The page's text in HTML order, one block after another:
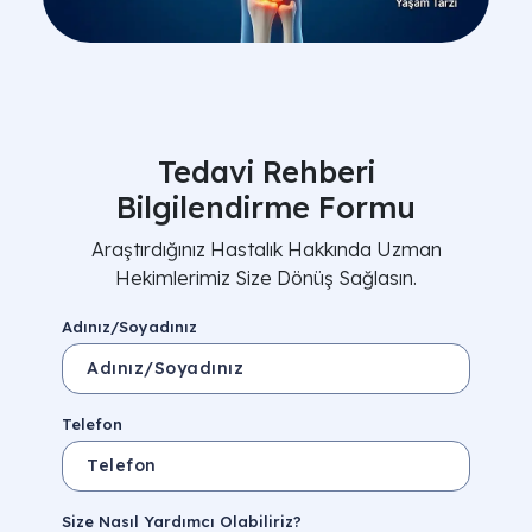
Tedavi Rehberi
Bilgilendirme Formu
Araştırdığınız Hastalık Hakkında Uzman
Hekimlerimiz Size Dönüş Sağlasın.
Adınız/Soyadınız
Telefon
Size Nasıl Yardımcı Olabiliriz?